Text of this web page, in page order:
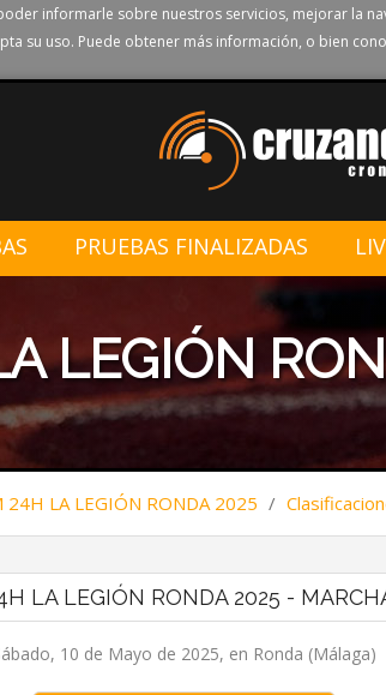
informarle sobre nuestros servicios, mejorar la
su uso. Puede obtener más información, o bien
PRUEBAS FINALIZADAS
LEGIÓN
24H LA LEGIÓN RONDA 2025 /
LA LEGIÓN RONDA 2025 -
10 de Mayo de 2025, en Ronda (Málaga)